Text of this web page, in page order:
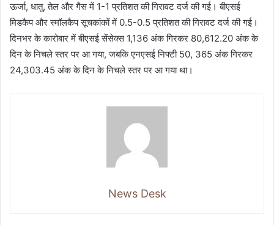
ऊर्जा, धातु, तेल और गैस में 1-1 प्रतिशत की गिरावट दर्ज की गई। बीएसई
मिडकैप और स्मॉलकैप सूचकांकों में 0.5-0.5 प्रतिशत की गिरावट दर्ज की गई।
दिनभर के कारोबार में बीएसई सेंसेक्स 1,136 अंक गिरकर 80,612.20 अंक के
दिन के निचले स्तर पर आ गया, जबकि एनएसई निफ्टी 50, 365 अंक गिरकर
24,303.45 अंक के दिन के निचले स्तर पर आ गया था।
News Desk